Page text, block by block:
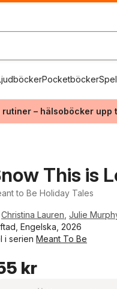
Pocketböcker
rutiner – hälsoböcker upp
This is
to Be Holiday Tales
Christina Lauren Julie
Engelska, 2026
i serien Meant To Be
kr